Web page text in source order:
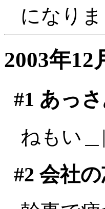
になり
2003年12
#1 あっ
ねもい＿
#2 会社